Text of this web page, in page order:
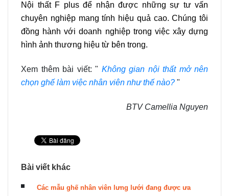
Nội thất F plus để nhận được những sự tư vấn
chuyên nghiệp mang tính hiệu quả cao. Chúng tôi
đồng hành với doanh nghiệp trong việc xây dựng
hình ảnh thương hiệu từ bên trong.
Xem thêm bài viết: " Không gian nội thất mở nên
chọn ghế làm việc nhân viên như thế nào? "
BTV Camellia Nguyen
Bài viết khác
Các mẫu ghế nhân viên lưng lưới đang được ưa